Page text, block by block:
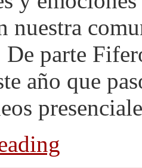
nuestra
parte
año que